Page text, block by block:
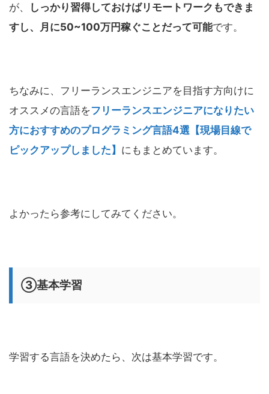
が、
しっかり習得しておけばリモートワークもできま
すし、月に50~100万円稼ぐことだって可能です。
ちなみに、フリーランスエンジニアを目指す方向けに
オススメの言語をフリーランスエンジニアになりたい
方におすすめのプログラミング言語4選【現場目線で
ピックアップしました】 にもまとめています。
よかったら参考にしてみてください。
③基本学習
学習する言語を決めたら、次は基本学習です。